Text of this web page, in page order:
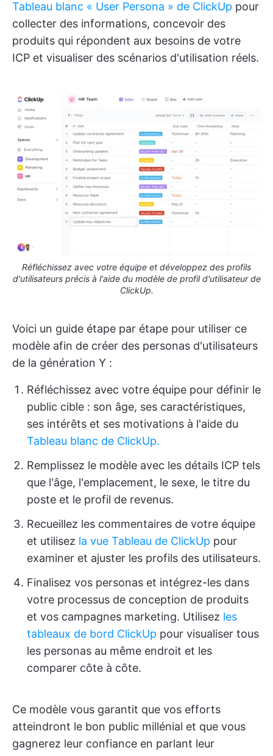
Tableau blanc « User Persona » de ClickUp pour
collecter des informations, concevoir des
produits qui répondent aux besoins de votre
ICP et visualiser des scénarios d'utilisation réels.
Réfléchissez avec votre équipe et développez des profils
d'utilisateurs précis à l'aide du modèle de profil d'utilisateur de
ClickUp.
Voici un guide étape par étape pour utiliser ce
modèle afin de créer des personas d'utilisateurs
de la génération Y :
Réfléchissez avec votre équipe pour définir le
public cible : son âge, ses caractéristiques,
ses intérêts et ses motivations à l'aide du
Tableau blanc de ClickUp.
Remplissez le modèle avec les détails ICP tels
que l'âge, l'emplacement, le sexe, le titre du
poste et le profil de revenus.
Recueillez les commentaires de votre équipe
et utilisez la vue Tableau de ClickUp pour
examiner et ajuster les profils des utilisateurs.
Finalisez vos personas et intégrez-les dans
votre processus de conception de produits
et vos campagnes marketing. Utilisez les
tableaux de bord ClickUp pour visualiser tous
les personas au même endroit et les
comparer côte à côte.
Ce modèle vous garantit que vos efforts
atteindront le bon public millénial et que vous
gagnerez leur confiance en parlant leur